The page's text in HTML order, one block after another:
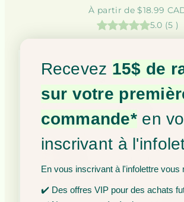
Prix
habituel
À partir de $18.99
5.0 (5 )
Recevez 15$ de
sur votre
commande* en
inscrivant à
En vous inscrivant à l'infolettre vous
✔️ Des offres VIP pour des achats